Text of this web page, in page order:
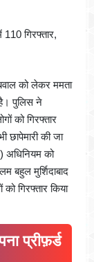
को लेकर ममता
पुलिस ने
को गिरफ्तार
छापेमारी की जा
अधिनियम को
बहुल मुर्शिदाबाद
गिरफ्तार किया
प्रीफ़र्ड